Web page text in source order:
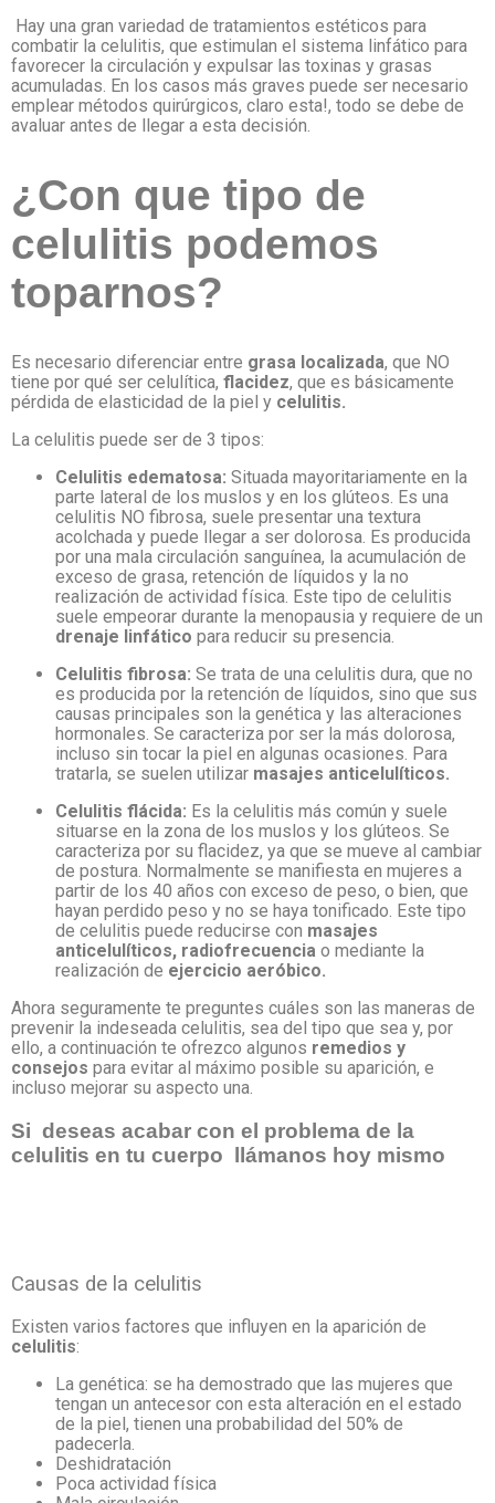
Hay una gran variedad de tratamientos estéticos para
combatir la celulitis, que estimulan el sistema linfático para
favorecer la circulación y expulsar las toxinas y grasas
acumuladas. En los casos más graves puede ser necesario
emplear métodos quirúrgicos, claro esta!, todo se debe de
avaluar antes de llegar a esta decisión.
¿Con que tipo de
celulitis podemos
toparnos?
Es necesario diferenciar entre grasa localizada, que NO
tiene por qué ser celulítica, flacidez, que es básicamente
pérdida de elasticidad de la piel y celulitis.
La celulitis puede ser de 3 tipos:
Celulitis edematosa: Situada mayoritariamente en la
parte lateral de los muslos y en los glúteos. Es una
celulitis NO fibrosa, suele presentar una textura
acolchada y puede llegar a ser dolorosa. Es producida
por una mala circulación sanguínea, la acumulación de
exceso de grasa, retención de líquidos y la no
realización de actividad física. Este tipo de celulitis
suele empeorar durante la menopausia y requiere de un
drenaje linfático para reducir su presencia.
Celulitis fibrosa: Se trata de una celulitis dura, que no
es producida por la retención de líquidos, sino que sus
causas principales son la genética y las alteraciones
hormonales. Se caracteriza por ser la más dolorosa,
incluso sin tocar la piel en algunas ocasiones. Para
tratarla, se suelen utilizar masajes anticelulíticos.
Celulitis flácida: Es la celulitis más común y suele
situarse en la zona de los muslos y los glúteos. Se
caracteriza por su flacidez, ya que se mueve al cambiar
de postura. Normalmente se manifiesta en mujeres a
partir de los 40 años con exceso de peso, o bien, que
hayan perdido peso y no se haya tonificado. Este tipo
de celulitis puede reducirse con masajes
anticelulíticos, radiofrecuencia o mediante la
realización de ejercicio aeróbico.
Ahora seguramente te preguntes cuáles son las maneras de
prevenir la indeseada celulitis, sea del tipo que sea y, por
ello, a continuación te ofrezco algunos remedios y
consejos para evitar al máximo posible su aparición, e
incluso mejorar su aspecto una.
Si deseas acabar con el problema de la
celulitis en tu cuerpo llámanos hoy mismo
Causas de la celulitis
Existen varios factores que influyen en la aparición de
celulitis:
La genética: se ha demostrado que las mujeres que
tengan un antecesor con esta alteración en el estado
de la piel, tienen una probabilidad del 50% de
padecerla.
Deshidratación
Poca actividad física